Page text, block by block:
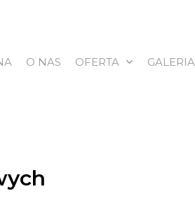
O NAS OFERTA GALERIA